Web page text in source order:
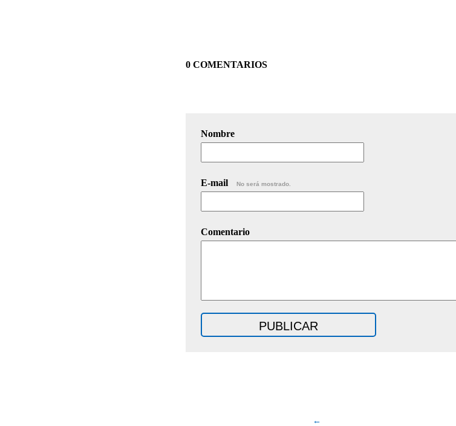
0 COMENTARIOS
Nombre
E-mail No será mostrado.
Comentario
←